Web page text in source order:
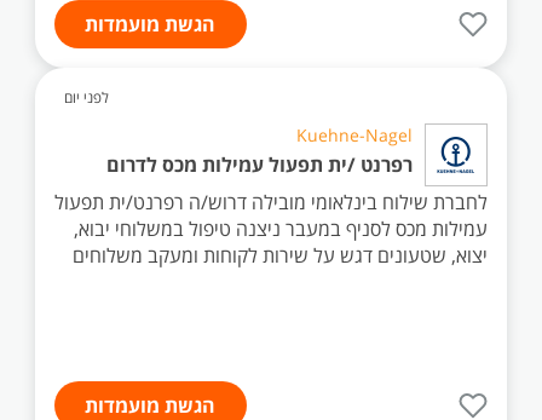
הגשת מועמדות
לפני יום
Kuehne-Nagel
רפרנט /ית תפעול עמילות מכס לדרום
לחברת שילוח בינלאומי מובילה דרוש/ה רפרנט/ית תפעול
עמילות מכס לסניף במעבר ניצנה טיפול במשלוחי יבוא,
יצוא, שטעונים דגש על שירות לקוחות ומעקב משלוחים
הגשת מועמדות